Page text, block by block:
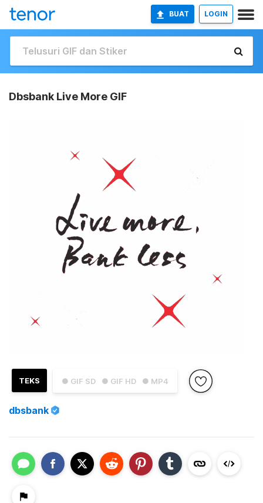
BUAT LOGIN
Dbsbank Live More GIF
● GIF SD ● GIF HD ● MP4
TEKS
dbsbank